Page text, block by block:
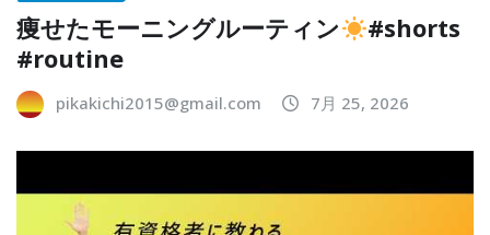
痩せたモーニングルーティン
#shorts
#routine
pikakichi2015@gmail.com 7月 25, 2026